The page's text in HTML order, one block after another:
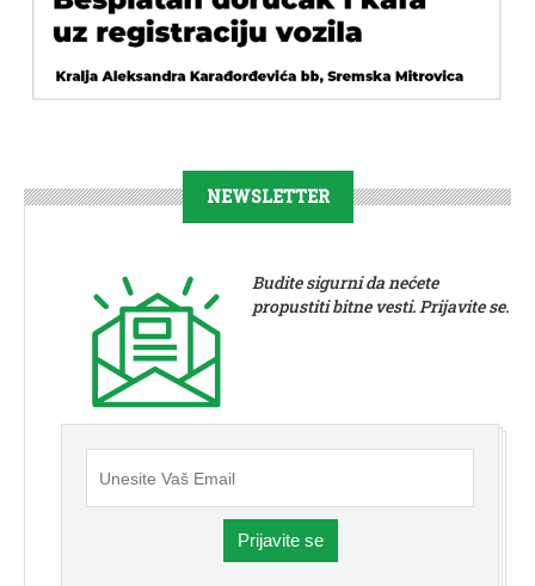
NEWSLETTER
Budite sigurni da nećete
propustiti bitne vesti. Prijavite se.
Prijavite se